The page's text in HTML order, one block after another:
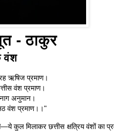
- ठाकुर
वंश
ऋषिज प्रमाण।
वंश प्रमाण।
अनुमान।
वंश प्रमाण।।"
कुल मिलाकर छत्तीस क्षत्रिय वंशों का